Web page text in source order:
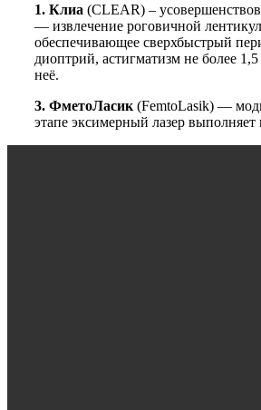
1. Клиа (CLEAR) –
— извлечение роговичной
обеспечивающее сверхбыстрый
диоптрий, астигматизм не более
неё.
3. ФметоЛасик (FemtoLasik) —
этапе эксимерный лазер